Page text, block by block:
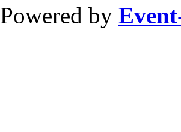
Powered by